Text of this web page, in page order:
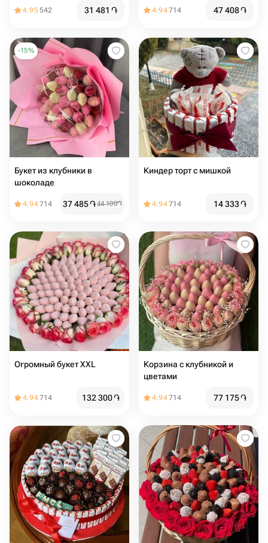
4.95542 31 481 ֏ 4.94714 47 408֏
-15%
Букет из клубники в
шоколаде
4.94714 37 485֏44 100֏
Киндер торт с мишкой
4.94714 14 333֏
Огромный букет XXL
4.94714 132 300֏
Корзина с клубникой и
цветами
4.94714 77 175֏